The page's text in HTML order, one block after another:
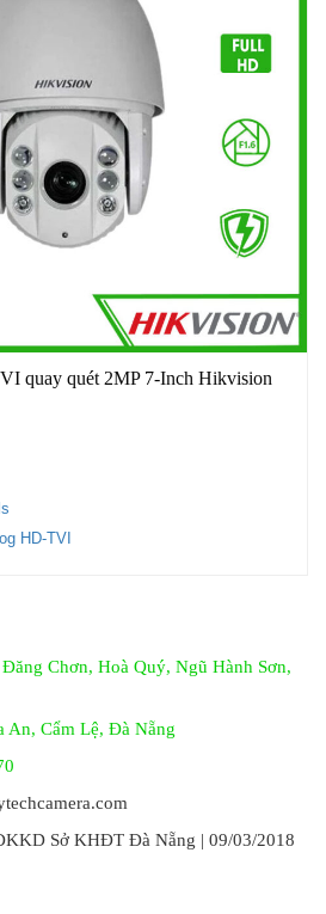
quay quét 2MP 7-Inch Hikvision
HD-TVI
Chơn, Hoà Quý, Ngũ Hành Sơn,
An, Cẩm Lệ, Đà Nẵng
Sở KHĐT Đà Nẵng | 09/03/2018